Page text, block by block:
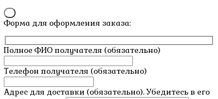
Форма для оформления заказа:
Полное ФИО получателя (обязательно)
Телефон получателя (обязательно)
Адрес для доставки (обязательно). Убедитесь в его